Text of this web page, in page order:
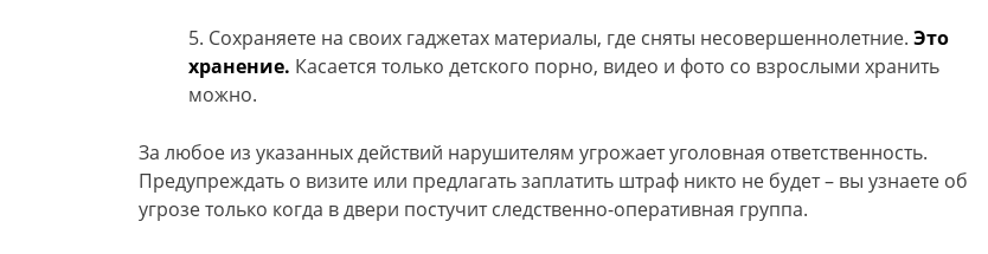
Сохраняете на своих гаджетах материалы, где сняты несовершеннолетние. Это
хранение. Касается только детского порно, видео и фото со взрослыми хранить
можно.
За любое из указанных действий нарушителям угрожает уголовная ответственность.
Предупреждать о визите или предлагать заплатить штраф никто не будет – вы узнаете об
угрозе только когда в двери постучит следственно-оперативная группа.